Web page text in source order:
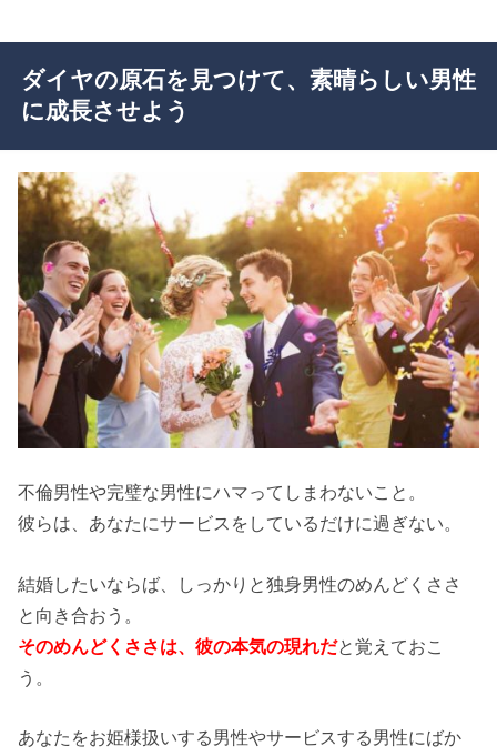
ダイヤの原石を見つけて、素晴らしい男性
に成長させよう
不倫男性や完璧な男性にハマってしまわないこと。
彼らは、あなたにサービスをしているだけに過ぎない。
結婚したいならば、しっかりと独身男性のめんどくささ
と向き合おう。
そのめんどくささは、彼の本気の現れだと覚えておこ
う。
あなたをお姫様扱いする男性やサービスする男性にばか